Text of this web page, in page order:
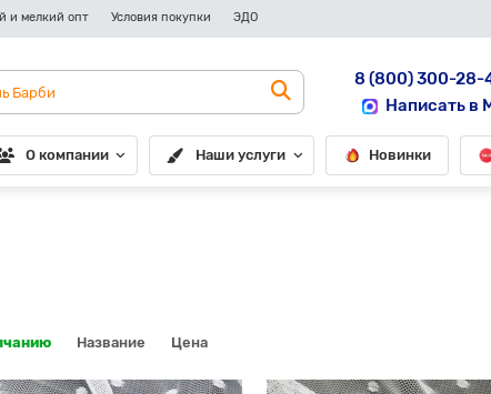
и мелкий опт Условия покупки ЭДО
8 (800) 300-28-
Написать в
О компании Наши услуги Новинки
Название Цена